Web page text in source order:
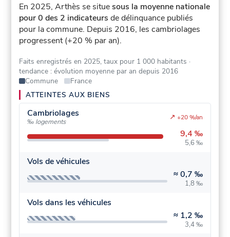
En 2025, Arthès se situesous la moyenne nationale
pour 0 des 2 indicateurs de délinquance publiés
pour la commune. Depuis 2016, les cambriolages
progressent (+20 % par an).
Faits enregistrés en 2025, taux pour 1 000 habitants ·
tendance : évolution moyenne par an depuis 2016
Commune
France
ATTEINTES AUX BIENS
Cambriolages
‰ logements
9,4 ‰
5,6 ‰
↗ +20 %/an
Vols de véhicules
≈0,7 ‰
1,8 ‰
Vols dans les véhicules
≈ 1,2 ‰
3,4 ‰